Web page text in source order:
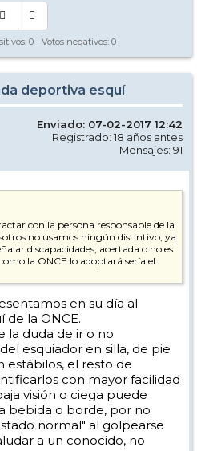
0 - Votos negativos: 0
deportiva esquí
Enviado: 07-02-2017 12:42
Registrado: 18 años antes
Mensajes: 91
con la persona responsable de la
no usamos ningún distintivo, ya
discapacidades, acertada o no es
la ONCE lo adoptará sería el
en su día al
la ONCE.
la duda de ir o no
esquiador en silla, de pie
estábilos, el resto de
con mayor facilidad
visión o ciega puede
bebida o borde, por no
normal" al golpearse
a un conocido, no